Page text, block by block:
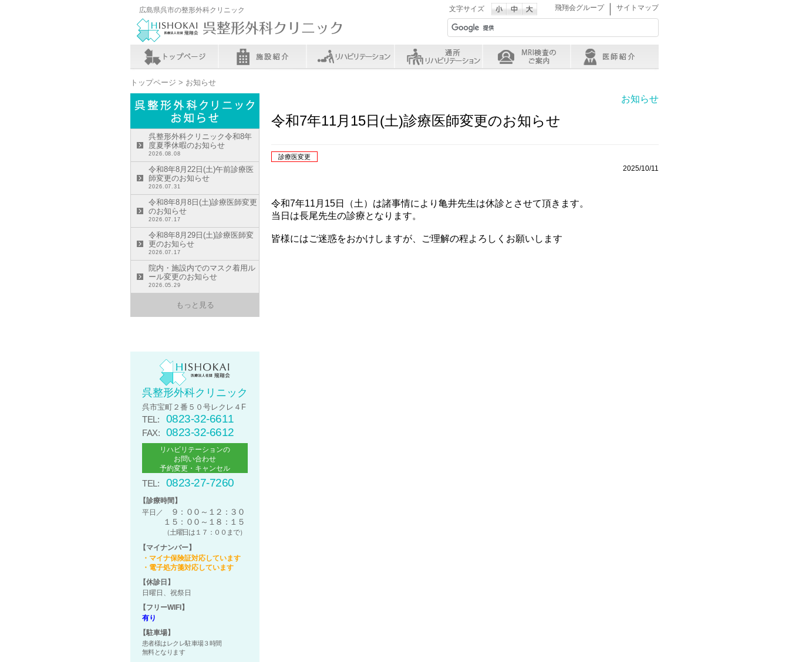
広島県呉市の整形外科クリニック 飛翔会グループ｜ サイトマップ
文字サイズ
トップページ > お知らせ
お知らせ
令和7年11月15日(土)診療医師変更のお知らせ
診療医変更
2025/10/11
令和7年11月15日（土）は諸事情により亀井先生は休診とさせて頂きます。
当日は長尾先生の診療となります。
皆様にはご迷惑をおかけしますが、ご理解の程よろしくお願いします
呉整形外科クリニック令和8年
度夏季休暇のお知らせ
2026.08.08
令和8年8月22日(土)午前診療医
師変更のお知らせ
2026.07.31
令和8年8月8日(土)診療医師変更
のお知らせ
2026.07.17
令和8年8月29日(土)診療医師変
更のお知らせ
2026.07.17
院内・施設内でのマスク着用ル
ール変更のお知らせ
2026.05.29
もっと見る
呉整形外科クリニック
呉市宝町２番５０号レクレ４F
TEL: 0823-32-6611
FAX: 0823-32-6612
リハビリテーションの
お問い合わせ
予約変更・キャンセル
TEL: 0823-27-7260
【診療時間】
平日／
９：００～１２：３０
１５：００～１８：１５
（土曜日は１７：００まで）
【マイナンバー】
・マイナ保険証対応しています
・電子処方箋対応しています
【休診日】
日曜日、祝祭日
【フリーWIFI】
有り
【駐車場】
患者様はレクレ駐車場３時間
無料となります